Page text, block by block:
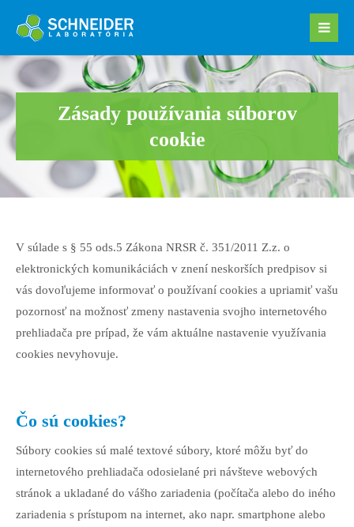
Zásady používania súborov
cookie
V súlade s § 55 ods.5 Zákona NRSR č. 351/2011 Z.z. o
elektronických komunikáciách v znení neskorších predpisov si
vás dovoľujeme informovať o používaní cookies a upriamiť vašu
pozornosť na možnosť zmeny nastavenia svojho internetového
prehliadača pre prípad, že vám aktuálne nastavenie využívania
cookies nevyhovuje.
Čo sú cookies?
Súbory cookies sú malé textové súbory, ktoré môžu byť do
internetového prehliadača odosielané pri návšteve webových
stránok a ukladané do vášho zariadenia (počítača alebo do iného
zariadenia s prístupom na internet, ako napr. smartphone alebo